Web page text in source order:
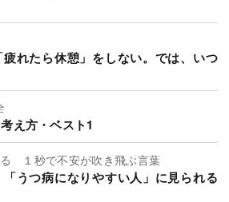
れたら休憩」をしない。では、いつ
え方・ベスト1
１秒で不安が吹き飛ぶ言葉
「うつ病になりやすい人」に見られる